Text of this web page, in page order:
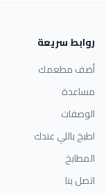
روابط سريعة
أضف مطعمك
مساعدة
الوصفات
اطبخ باللي عندك
المطابخ
اتصل بنا